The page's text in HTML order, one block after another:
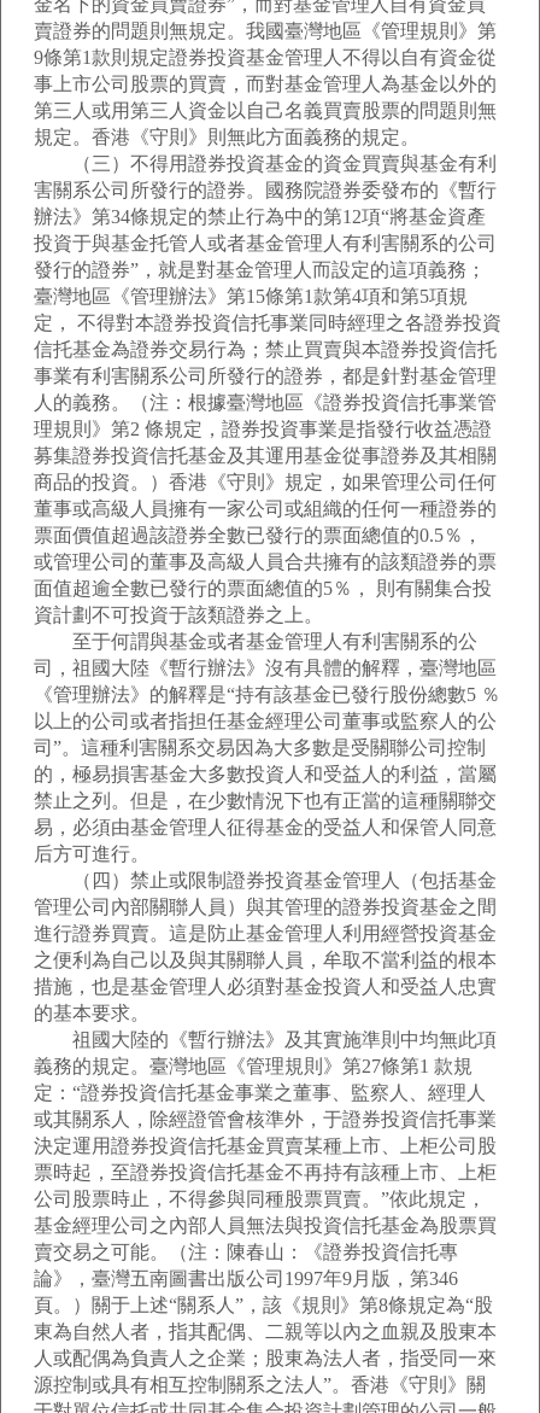
金名下的資金買賣證券”，而對基金管理人自有資金買
賣證券的問題則無規定。我國臺灣地區《管理規則》第
9條第1款則規定證券投資基金管理人不得以自有資金從
事上市公司股票的買賣，而對基金管理人為基金以外的
第三人或用第三人資金以自己名義買賣股票的問題則無
規定。香港《守則》則無此方面義務的規定。
（三）不得用證券投資基金的資金買賣與基金有利
害關系公司所發行的證券。國務院證券委發布的《暫行
辦法》第34條規定的禁止行為中的第12項“將基金資產
投資于與基金托管人或者基金管理人有利害關系的公司
發行的證券”，就是對基金管理人而設定的這項義務；
臺灣地區《管理辦法》第15條第1款第4項和第5項規
定， 不得對本證券投資信托事業同時經理之各證券投資
信托基金為證券交易行為；禁止買賣與本證券投資信托
事業有利害關系公司所發行的證券，都是針對基金管理
人的義務。（注：根據臺灣地區《證券投資信托事業管
理規則》第2 條規定，證券投資事業是指發行收益憑證
募集證券投資信托基金及其運用基金從事證券及其相關
商品的投資。）香港《守則》規定，如果管理公司任何
董事或高級人員擁有一家公司或組織的任何一種證券的
票面價值超過該證券全數已發行的票面總值的0.5％，
或管理公司的董事及高級人員合共擁有的該類證券的票
面值超逾全數已發行的票面總值的5％， 則有關集合投
資計劃不可投資于該類證券之上。
至于何謂與基金或者基金管理人有利害關系的公
司，祖國大陸《暫行辦法》沒有具體的解釋，臺灣地區
《管理辦法》的解釋是“持有該基金已發行股份總數5 ％
以上的公司或者指担任基金經理公司董事或監察人的公
司”。這種利害關系交易因為大多數是受關聯公司控制
的，極易損害基金大多數投資人和受益人的利益，當屬
禁止之列。但是，在少數情況下也有正當的這種關聯交
易，必須由基金管理人征得基金的受益人和保管人同意
后方可進行。
（四）禁止或限制證券投資基金管理人（包括基金
管理公司內部關聯人員）與其管理的證券投資基金之間
進行證券買賣。這是防止基金管理人利用經營投資基金
之便利為自己以及與其關聯人員，牟取不當利益的根本
措施，也是基金管理人必須對基金投資人和受益人忠實
的基本要求。
祖國大陸的《暫行辦法》及其實施準則中均無此項
義務的規定。臺灣地區《管理規則》第27條第1 款規
定：“證券投資信托基金事業之董事、監察人、經理人
或其關系人，除經證管會核準外，于證券投資信托事業
決定運用證券投資信托基金買賣某種上市、上柜公司股
票時起，至證券投資信托基金不再持有該種上市、上柜
公司股票時止，不得參與同種股票買賣。”依此規定，
基金經理公司之內部人員無法與投資信托基金為股票買
賣交易之可能。（注：陳春山：《證券投資信托專
論》，臺灣五南圖書出版公司1997年9月版，第346
頁。）關于上述“關系人”，該《規則》第8條規定為“股
東為自然人者，指其配偶、二親等以內之血親及股東本
人或配偶為負責人之企業；股東為法人者，指受同一來
源控制或具有相互控制關系之法人”。香港《守則》關